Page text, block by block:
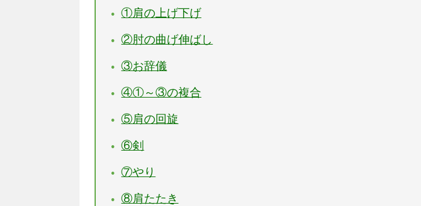
①肩の上げ下げ
②肘の曲げ伸ばし
③お辞儀
④①～③の複合
⑤肩の回旋
⑥剣
⑦やり
⑧肩たたき